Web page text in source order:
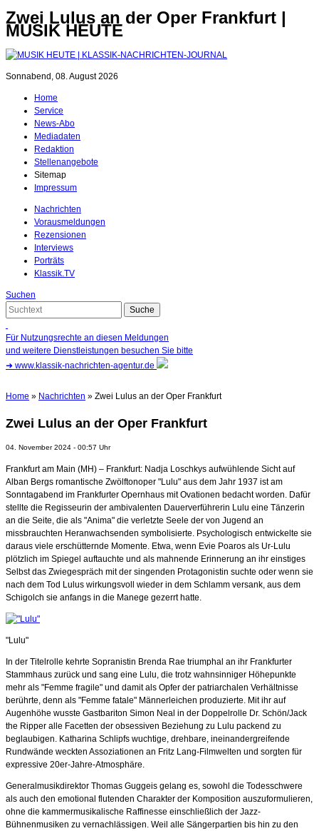
Zwei Lulus an der Oper Frankfurt |
MUSIK HEUTE
Sonnabend, 08. August 2026
Home
Service
News-Abo
Mediadaten
Redaktion
Stellenangebote
Sitemap
Impressum
Nachrichten
Vorausmeldungen
Rezensionen
Interviews
Porträts
Klassik.TV
Suchen
Für Nutzungsrechte an diesen Meldungen
und weitere Dienstleistungen besuchen Sie bitte
➜ www.klassik-nachrichten-agentur.de
Home » Nachrichten » Zwei Lulus an der Oper Frankfurt
Zwei Lulus an der Oper Frankfurt
04. November 2024 - 00:57 Uhr
Frankfurt am Main (MH) – Frankfurt: Nadja Loschkys aufwühlende Sicht auf
Alban Bergs romantische Zwölftonoper "Lulu" aus dem Jahr 1937 ist am
Sonntagabend im Frankfurter Opernhaus mit Ovationen bedacht worden. Dafür
stellte die Regisseurin der ambivalenten Dauerverführerin Lulu eine Tänzerin
an die Seite, die als "Anima" die verletzte Seele der von Jugend an
missbrauchten Heranwachsenden symbolisierte. Psychologisch entwickelte sie
daraus viele erschütternde Momente. Etwa, wenn Evie Poaros als Ur-Lulu
plötzlich im Spiegel auftauchte und als mahnende Erinnerung an ihr einstiges
Selbst das Zwiegespräch mit der singenden Protagonistin suchte oder wenn sie
nach dem Tod Lulus wirkungsvoll wieder in dem Schlamm versank, aus dem
Schigolch sie anfangs in die Manege gezerrt hatte.
"Lulu"
In der Titelrolle kehrte Sopranistin Brenda Rae triumphal an ihr Frankfurter
Stammhaus zurück und sang eine Lulu, die trotz wahnsinniger Höhepunkte
mehr als "Femme fragile" und damit als Opfer der patriarchalen Verhältnisse
berührte, denn als "Femme fatale" Männerleichen produzierte. Mit ihr auf
Augenhöhe wusste Gastbariton Simon Neal in der Doppelrolle Dr. Schön/Jack
the Ripper alle Facetten der obsessiven Beziehung zu Lulu packend zu
beglaubigen. Katharina Schlipfs wuchtige, drehbare, ineinandergreifende
Rundwände weckten Assoziationen an Fritz Lang-Filmwelten und sorgten für
expressive 20er-Jahre-Atmosphäre.
Generalmusikdirektor Thomas Guggeis gelang es, sowohl die Todesschwere
als auch den emotional flutenden Charakter der Komposition auszuformulieren,
ohne die kammermusikalische Raffinesse einschließlich der Jazz-
Bühnenmusiken zu vernachlässigen. Weil alle Sängerpartien bis hin zu den